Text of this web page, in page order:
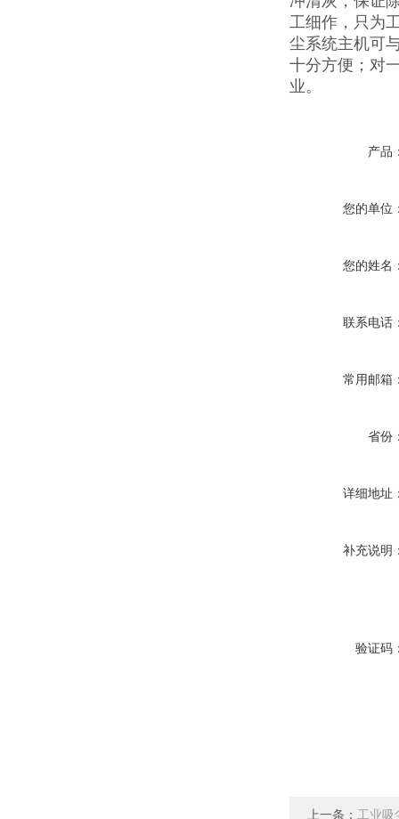
工细作，只为
尘系统主机可
十分方便；对
业。
产品
您的单位
您的姓名
联系电话
常用邮箱
省份
详细地址
补充说明
验证码
上一条： 工业